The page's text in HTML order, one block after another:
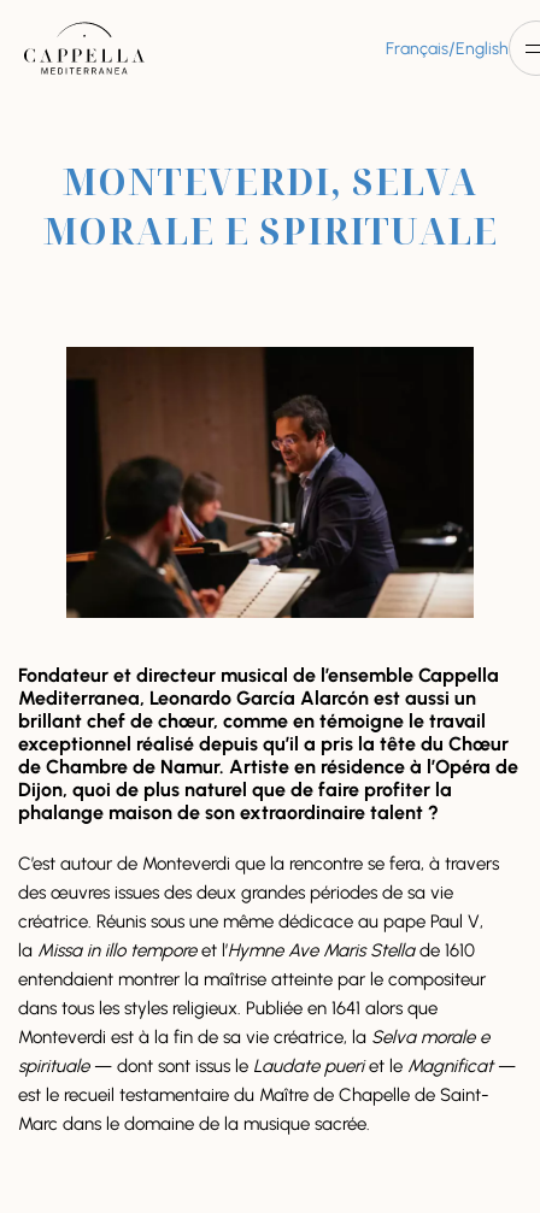
Français/English
MONTEVERDI, SELVA
MORALE E SPIRITUALE
Fondateur et directeur musical de l’ensemble Cappella
Mediterranea, Leonardo García Alarcón est aussi un
brillant chef de chœur, comme en témoigne le travail
exceptionnel réalisé depuis qu’il a pris la tête du Chœur
de Chambre de Namur. Artiste en résidence à l’Opéra de
Dijon, quoi de plus naturel que de faire profiter la
phalange maison de son extraordinaire talent ?
C’est autour de Monteverdi que la rencontre se fera, à travers
des œuvres issues des deux grandes périodes de sa vie
créatrice. Réunis sous une même dédicace au pape Paul V,
la Missa in illo temporeet l’Hymne Ave Maris Stellade 1610
entendaient montrer la maîtrise atteinte par le compositeur
dans tous les styles religieux. Publiée en 1641 alors que
Monteverdi est à la fin de sa vie créatrice, la Selva morale e
spirituale— dont sont issus le Laudate pueriet le Magnificat—
est le recueil testamentaire du Maître de Chapelle de Saint-
Marc dans le domaine de la musique sacrée.